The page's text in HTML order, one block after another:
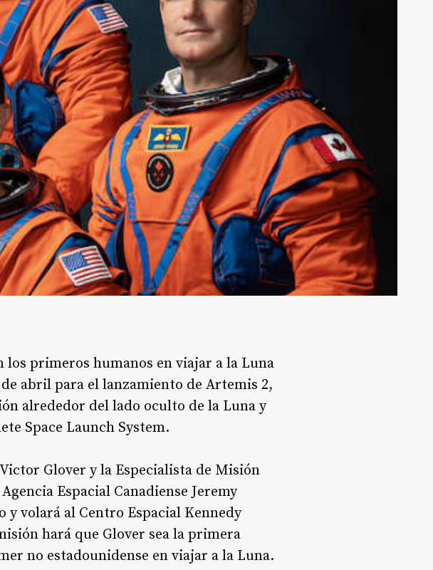
los primeros humanos en viajar a la Luna
abril para el lanzamiento de Artemis 2,
alrededor del lado oculto de la Luna y
Space Launch System.
Glover y la Especialista de Misión
Espacial Canadiense Jeremy
volará al Centro Espacial Kennedy
hará que Glover sea la primera
no estadounidense en viajar a la Luna.